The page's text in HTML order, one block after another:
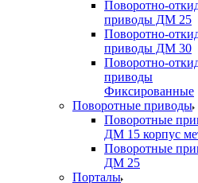
Поворотно-
приводы ДМ 25
Поворотно-
приводы ДМ 30
Поворотно-
приводы
Фиксированные
Поворотные приводы
Поворотные
ДМ 15 корпус
Поворотные
ДМ 25
Порталы